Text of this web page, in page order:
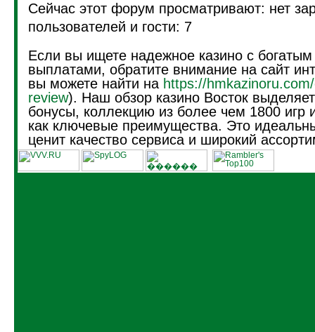
Сейчас этот форум просматривают: нет
пользователей и гости: 7
Если вы ищете надежное казино с
выплатами, обратите внимание на сайт
вы можете найти на https://
review). Наш обзор казино Восток
бонусы, коллекцию из более чем 1800 игр
как ключевые преимущества. Это
ценит качество сервиса и широкий